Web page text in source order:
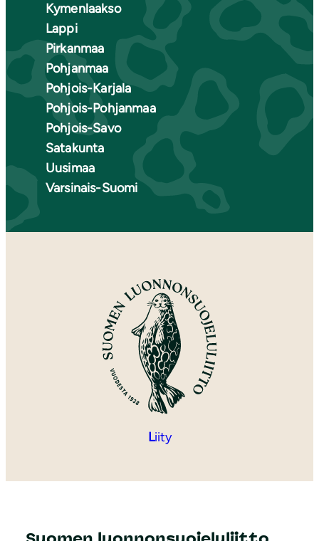
Kymenlaakso
Lappi
Pirkanmaa
Pohjanmaa
Pohjois-Karjala
Pohjois-Pohjanmaa
Pohjois-Savo
Satakunta
Uusimaa
Varsinais-Suomi
Liity